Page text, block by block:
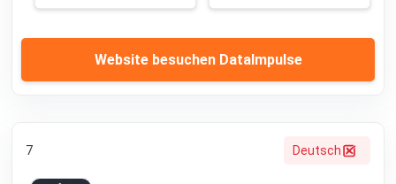
Website besuchen DataImpulse
7 Deutsch